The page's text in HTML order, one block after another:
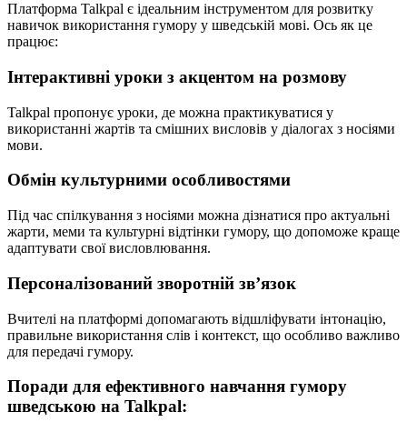
Платформа Talkpal є ідеальним інструментом для розвитку
навичок використання гумору у шведській мові. Ось як це
працює:
Інтерактивні уроки з акцентом на розмову
Talkpal пропонує уроки, де можна практикуватися у
використанні жартів та смішних висловів у діалогах з носіями
мови.
Обмін культурними особливостями
Під час спілкування з носіями можна дізнатися про актуальні
жарти, меми та культурні відтінки гумору, що допоможе краще
адаптувати свої висловлювання.
Персоналізований зворотній зв’язок
Вчителі на платформі допомагають відшліфувати інтонацію,
правильне використання слів і контекст, що особливо важливо
для передачі гумору.
Поради для ефективного навчання гумору
шведською на Talkpal: